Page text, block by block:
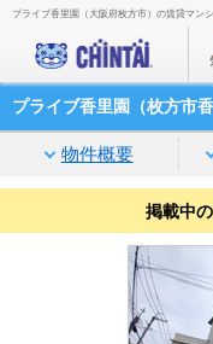
プライブ香里園（大阪府枚方市）の賃貸マン
プライブ香里園（枚方市
物件概要
掲載中